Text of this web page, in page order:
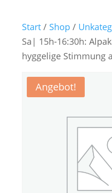
Start/ Shop /
Sa| 15h-16:30h:
hyggelige Stimmung
Angebot!